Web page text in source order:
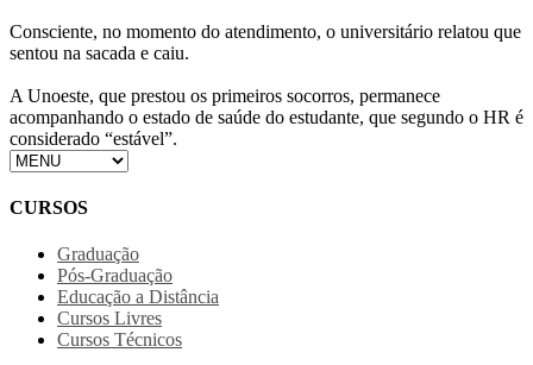
Consciente, no momento do atendimento, o universitário relatou que
sentou na sacada e caiu.
A Unoeste, que prestou os primeiros socorros, permanece
acompanhando o estado de saúde do estudante, que segundo o HR é
considerado “estável”.
CURSOS
Graduação
Pós-Graduação
Educação a Distância
Cursos Livres
Cursos Técnicos